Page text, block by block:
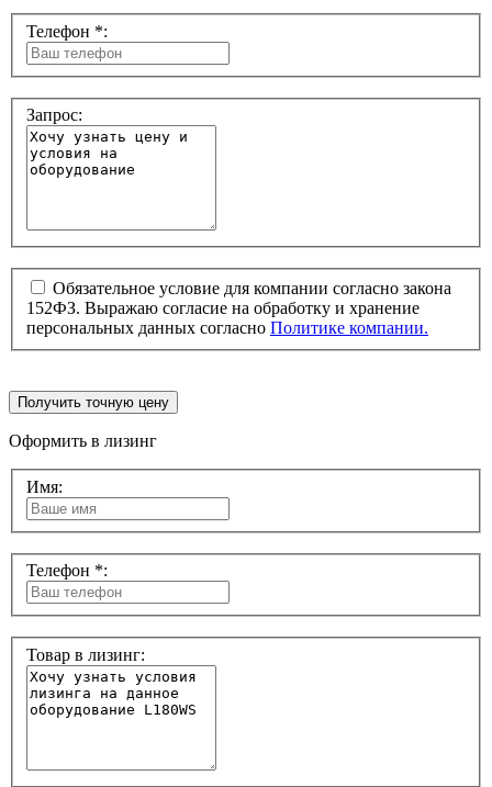
Телефон *:
Запрос:
Обязательное условие для компании согласно закона
152ФЗ. Выражаю согласие на обработку и хранение
персональных данных согласно Политике компании.
Получить точную цену
Оформить в лизинг
Имя:
Телефон *:
Товар в лизинг: